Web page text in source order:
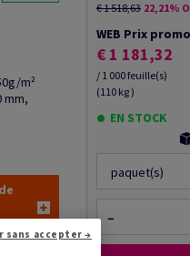
m²
mm,
via e-mail
€ 1 518,63 22,21%
WEB Prix
€ 1 181,32
/ 1 000 feuille(s)
(110 kg )
EN STOCK
paquet(s)
−
sans accepter →